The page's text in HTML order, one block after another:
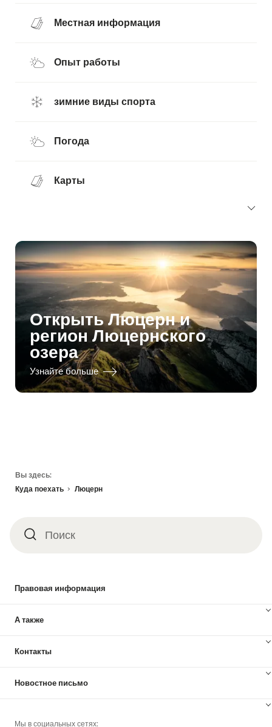
Местная информация
Опыт работы
зимние виды спорта
Погода
Карты
Открыть Люцерн и
регион Люцернского
озера
Узнайте больше
Вы здесь:
Куда поехать
Люцерн
ПоискПоиск
Правовая информация
А также
Контакты
Новостное письмо
Мы в социальных сетях: